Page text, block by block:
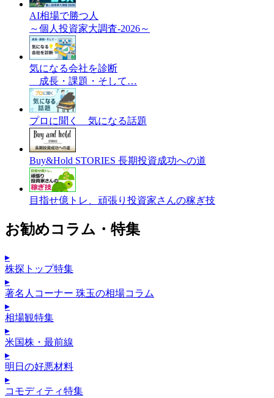
AI相場で勝つ人
～個人投資家大調査-2026～
気になる会社を診断
成長・課題・そして…
プロに聞く 気になる話題
Buy&Hold STORIES 長期投資成功への道
目指せ億トレ、頑張り投資家さんの稼ぎ技
お勧めコラム・特集
▸
株探トップ特集
▸
著名人コーナー 珠玉の相場コラム
▸
相場観特集
▸
米国株・最前線
▸
明日の好悪材料
▸
コモディティ特集